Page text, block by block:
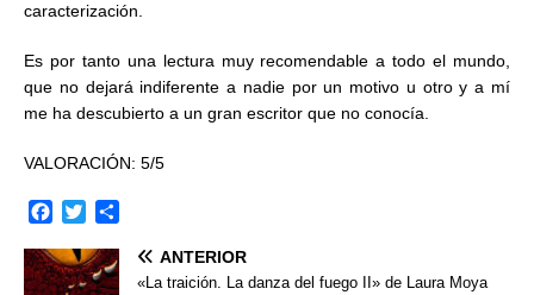
caracterización.
Es por tanto una lectura muy recomendable a todo el mundo,
que no dejará indiferente a nadie por un motivo u otro y a mí
me ha descubierto a un gran escritor que no conocía.
VALORACIÓN: 5/5
c
e
i
t
ANTERIOR
«La traición. La danza del fuego II» de Laura Moya